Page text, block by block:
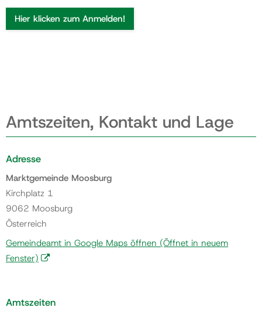
Hier klicken zum Anmelden!
Amtszeiten, Kontakt und Lage
Adresse
Marktgemeinde Moosburg
Kirchplatz 1
9062 Moosburg
Österreich
Gemeindeamt in Google Maps öffnen (Öffnet in neuem
Fenster)
Amtszeiten